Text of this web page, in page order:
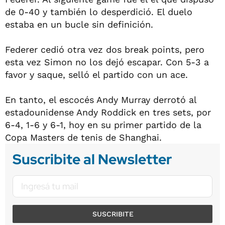
de 0-40 y también lo desperdició. El duelo
estaba en un bucle sin definición.
Federer cedió otra vez dos break points, pero
esta vez Simon no los dejó escapar. Con 5-3 a
favor y saque, selló el partido con un ace.
En tanto, el escocés Andy Murray derrotó al
estadounidense Andy Roddick en tres sets, por
6-4, 1-6 y 6-1, hoy en su primer partido de la
Copa Masters de tenis de Shanghai.
Suscribite al Newsletter
SUSCRIBITE